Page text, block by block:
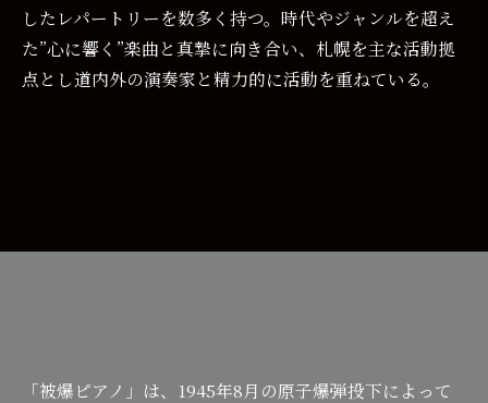
したレパートリーを数多く持つ。時代やジャンルを超え
た”心に響く”楽曲と真摯に向き合い、札幌を主な活動拠
点とし道内外の演奏家と精力的に活動を重ねている。
「被爆ピアノ」は、1945年8月の原子爆弾投下によって